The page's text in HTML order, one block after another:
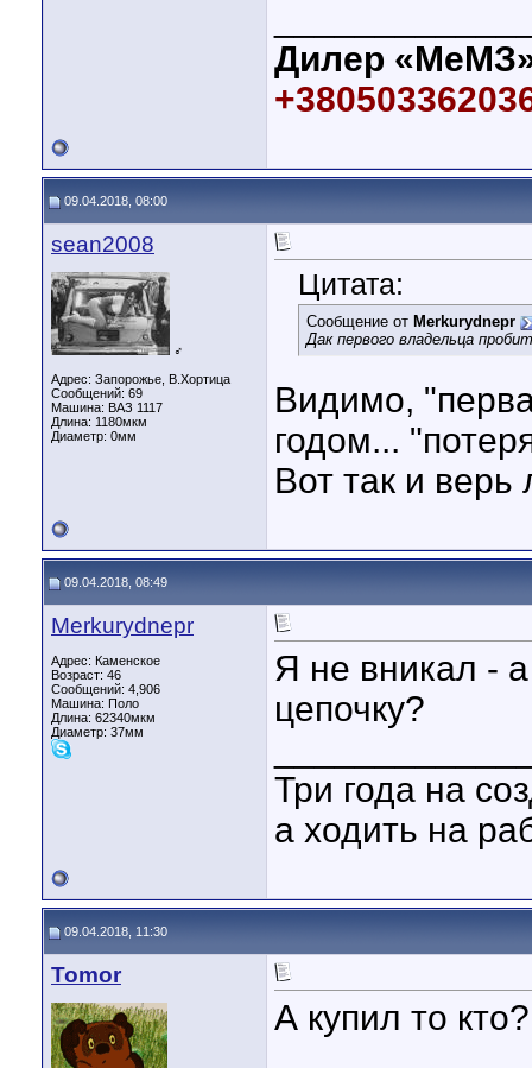
Дилер
09.04.2018, 08:00
sean2008
♂
Адрес: Запорожье, В.Хортица
Сообщений: 69
Машина: ВАЗ 1117
Длина: 1180мкм
Диаметр: 0мм
Цитата:
Сообщение от Merkurydnepr
Дак первого владельца
Видимо,
годом...
Вот так и
09.04.2018, 08:49
Merkurydnepr
Адрес: Каменское
Возраст: 46
Сообщений: 4,906
Машина: Поло
Длина: 62340мкм
Диаметр: 37мм
Я не вникал -
цепочку?
Три года на
а ходить на
09.04.2018, 11:30
Tomor
А купил то